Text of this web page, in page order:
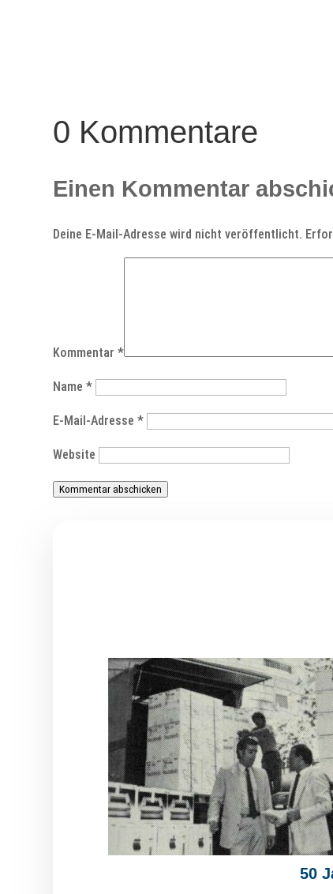
0 Kommentare
Einen Kommentar
Deine E-Mail-Adresse wird nicht veröffentlicht.
Kommentar*
Name*
E-Mail-Adresse*
Website
Kommentar abschicken
50